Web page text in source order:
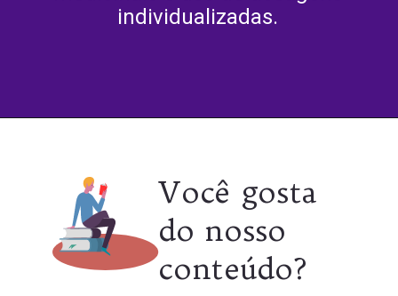
individualizadas.
Você gosta
do nosso
conteúdo?